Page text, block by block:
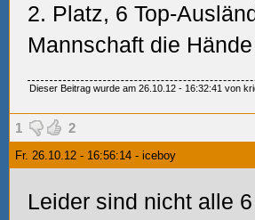
2. Platz, 6 Top-
Mannschaft die
Dieser Beitrag wurde am 26.10.12 - 16:32:41 von
1 2
Fr. 26.10.12 - 16:56:14 - iceboy
Leider sind nicht alle